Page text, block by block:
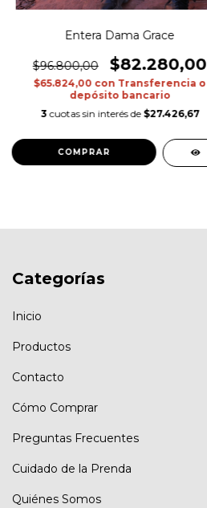
Entera Dama Grace
$96.800,00 $82.280,00
$65.824,00 con Transferencia o
depósito bancario
3 cuotas sin interés de $27.426,67
COMPRAR
Categorías
Inicio
Productos
Contacto
Cómo Comprar
Preguntas Frecuentes
Cuidado de la Prenda
Quiénes Somos